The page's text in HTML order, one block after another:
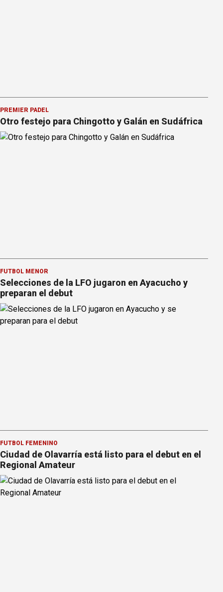
PREMIER PÁDEL
Otro festejo para Chingotto y Galán en Sudáfrica
FÚTBOL MENOR
Selecciones de la LFO jugaron en Ayacucho y
preparan el debut
FÚTBOL FEMENINO
Ciudad de Olavarría está listo para el debut en el
Regional Amateur